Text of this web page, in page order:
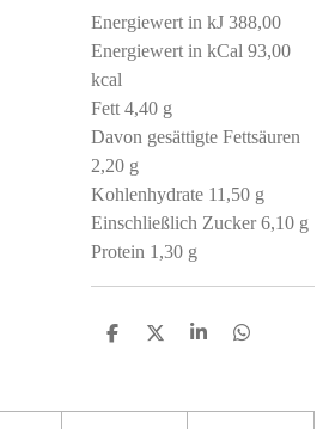
Energiewert in kJ 388,00
Energiewert in kCal 93,00
kcal
Fett 4,40 g
Davon gesättigte Fettsäuren
2,20 g
Kohlenhydrate 11,50 g
Einschließlich Zucker 6,10 g
Protein 1,30 g
S
e
S
e
S
e
S
e